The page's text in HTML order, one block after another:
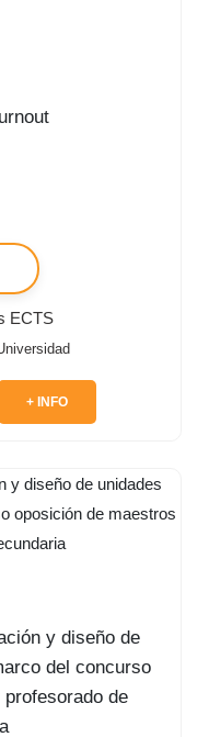
ECTS
+ INFO
y diseño de
del concurso
de